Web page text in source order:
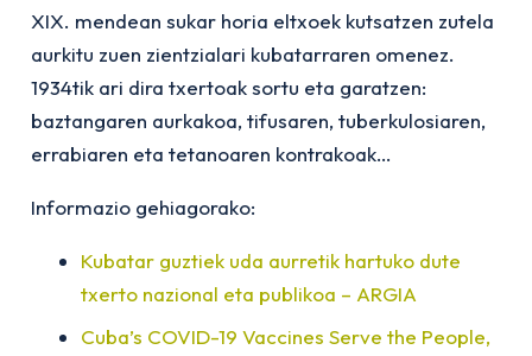
XIX. mendean sukar horia eltxoek kutsatzen zutela
aurkitu zuen zientzialari kubatarraren omenez.
1934tik ari dira txertoak sortu eta garatzen:
baztangaren aurkakoa, tifusaren, tuberkulosiaren,
errabiaren eta tetanoaren kontrakoak…
Informazio gehiagorako:
Kubatar guztiek uda aurretik hartuko dute
txerto nazional eta publikoa – ARGIA
Cuba’s COVID-19 Vaccines Serve the People,